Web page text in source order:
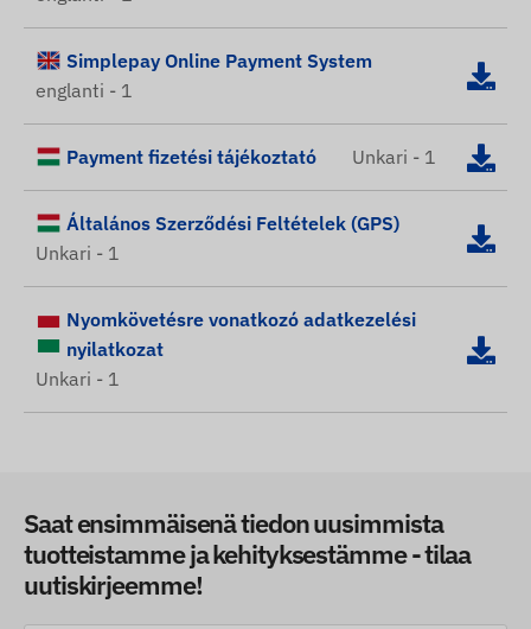
Simplepay Online Payment System
englanti - 1
Payment fizetési tájékoztató Unkari - 1
Általános Szerződési Feltételek (GPS)
Unkari - 1
Nyomkövetésre vonatkozó adatkezelési
nyilatkozat
Unkari - 1
Saat ensimmäisenä tiedon uusimmista
tuotteistamme ja kehityksestämme - tilaa
uutiskirjeemme!